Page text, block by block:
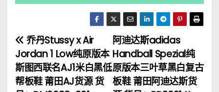
文
章
导
阿迪达斯adidas
Handball Spezial纯
原版本三叶草黑白复古
板鞋 莆田阿迪达斯货
乔丹Stussy x Air
Jordan 1 Low纯原版本
斯图西联名AJ1米白黑低
帮板鞋 莆田AJ货源 货